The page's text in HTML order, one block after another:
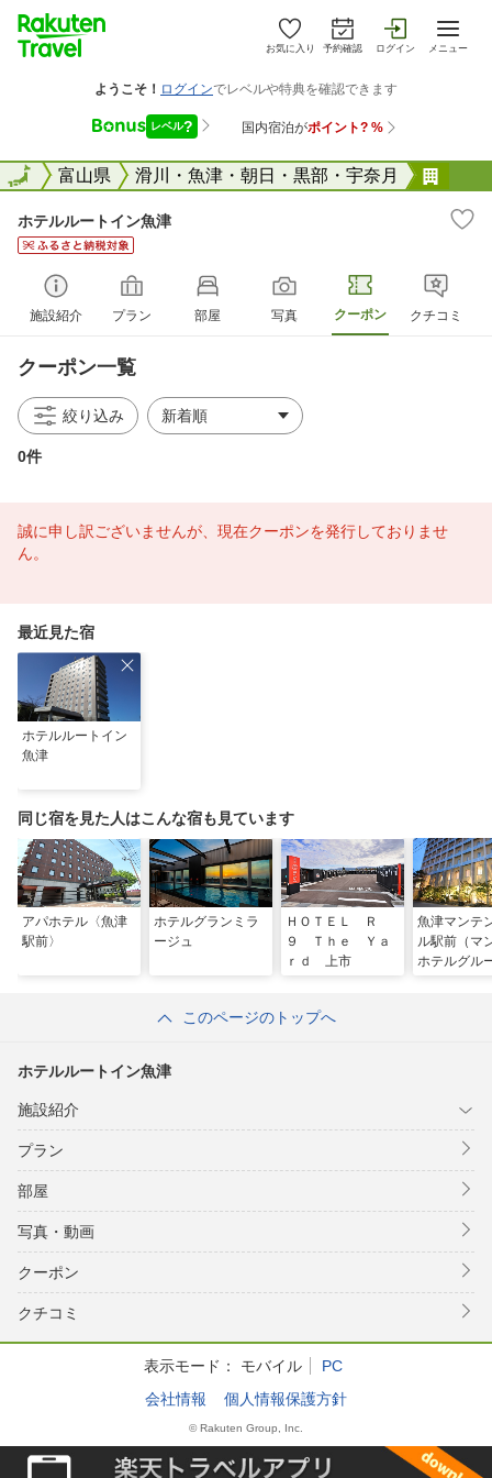
お気に入り 予約確認 ログイン メニュー
全国富山県 滑川・魚津・朝日・黒部・宇奈月
全国
ホテルルートイン魚津
施設紹介 プラン 部屋 写真 クーポン クチコミ
クーポン一覧
絞り込み
0件
誠に申し訳ございませんが、現在クーポンを発行しておりませ
ん。
最近見た宿
ホテルルートイン
魚津
同じ宿を見た人はこんな宿も見ています
アパホテル〈魚津
駅前〉
ホテルグランミラ
ージュ
ＨＯＴＥＬ Ｒ
９ Ｔｈｅ Ｙａ
ｒｄ 上市
魚津マンテ
ル駅前（マ
ホテルグル
このページのトップへ
ホテルルートイン魚津
施設紹介
プラン
部屋
写真・動画
クーポン
クチコミ
表示モード： モバイル
PC
会社情報
個人情報保護方針
© Rakuten Group, Inc.